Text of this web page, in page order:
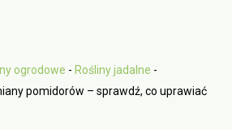
ogrodowe - Rośliny jadalne -
pomidorów – sprawdź, co uprawiać